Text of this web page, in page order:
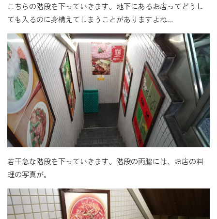
こちらの階段を下っていきます。地下にあるお店ってどうし
ても入るのに身構えてしまうことがありますよね…
若干急な階段を下っていきます。階段の両脇には、お店の料
理の写真が。